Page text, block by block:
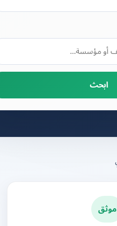
ابحث